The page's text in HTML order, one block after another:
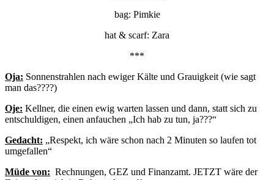
bag: Pimkie
hat & scarf: Zara
***
Oja: Sonnenstrahlen nach ewiger Kälte und Grauigkeit (wie sagt
man das????)
Oje: Kellner, die einen ewig warten lassen und dann, statt sich zu
entschuldigen, einen anfauchen „Ich hab zu tun, ja???“
Gedacht: „Respekt, ich wäre schon nach 2 Minuten so laufen tot
umgefallen“
Müde von: Rechnungen, GEZ und Finanzamt. JETZT wäre der